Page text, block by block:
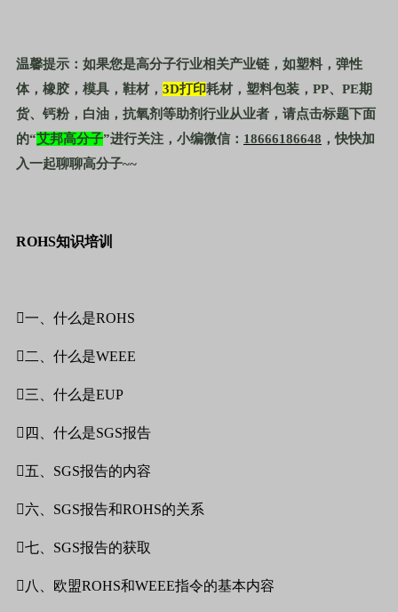
温馨提示：如果您是高分子行业相关产业链，如塑料，弹性
体，橡胶，模具，鞋材， 3D打印耗材，塑料包装， PP、 PE期
货、钙粉，白油，抗氧剂等助剂行业从业者，请点击标题下面
的“艾邦高分子”进行关注，小编微信： 18666186648 ，快快加
入一起聊聊高分子~~
ROHS知识培训
一、什么是ROHS
 二、什么是WEEE
三、什么是EUP
 四、什么是SGS报告
五、 SGS报告的内容
六、 SGS报告和ROHS的关系
七、 SGS报告的获取
 八、欧盟ROHS和WEEE指令的基本内容